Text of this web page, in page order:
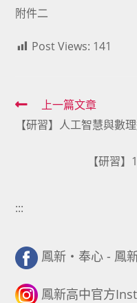
附件二
Post Views: 141
Read
more
上一篇文章
【研習】人工智慧與數
【研習
:::
鳳新・奉心 - 鳳
鳳新高中官方